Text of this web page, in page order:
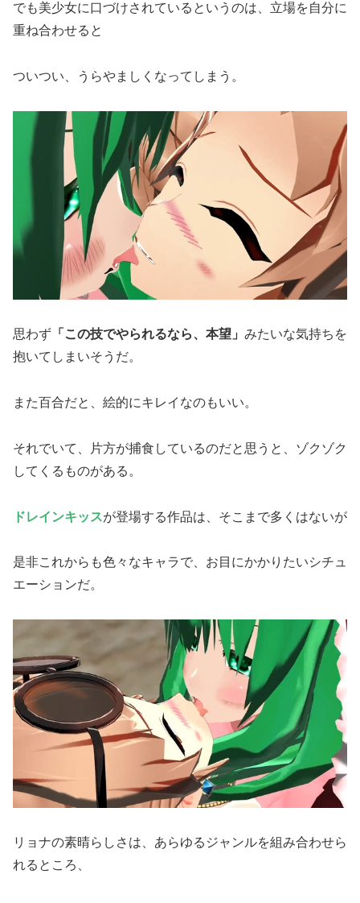
でも美少女に口づけされているというのは、立場を自分に
重ね合わせると
ついつい、うらやましくなってしまう。
思わず 「この技でやられるなら、本望」 みたいな気持ちを
抱いてしまいそうだ。
また百合だと、絵的にキレイなのもいい。
それでいて、片方が捕食しているのだと思うと、ゾクゾク
してくるものがある。
ドレインキッスが登場する作品は、そこまで多くはないが
是非これからも色々なキャラで、お目にかかりたいシチュ
エーションだ。
リョナの素晴らしさは、あらゆるジャンルを組み合わせら
れるところ、